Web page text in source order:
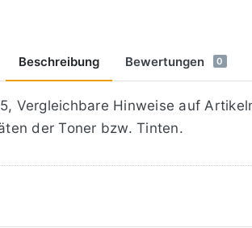
Beschreibung Bewertungen 0
Vergleichbare Hinweise auf
der Toner bzw. Tinten.